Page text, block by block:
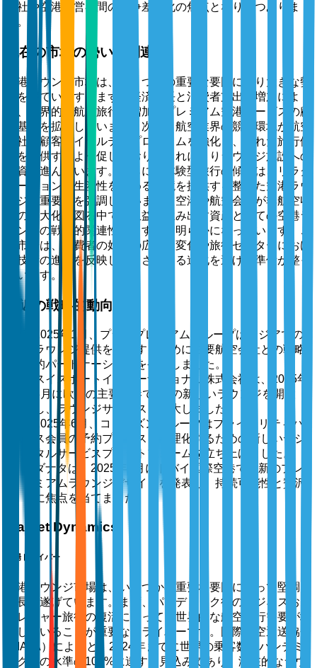
会社や空港運営者間の競争差別化の焦点となりつつありま
す。
現在の市場の勢いと関連性
空港ラウンジ市場は、いくつかの重要な要因により大きな勢
いを得ています。まず、経済成長と消費者支出の増加によ
り、世界的な航空旅行の増加がプレミアム空港サービスの顧
客基盤を拡大しています。次に、航空業界の競争環境が航空
会社に顧客ロイヤルティプログラムを強化し、優れた旅行体
験を提供するよう促しており、これによりラウンジ施設への
投資が進んでいます。さらに、体験型旅行の傾向は、リラク
ゼーションと生産性を高める環境を提供する整った空港ラウ
ンジの重要性を強調しています。空港や航空会社が非航空収
益の最大化を図る中で、収益を生み出す資産としての空港ラ
ウンジの戦略的関連性がますます明らかになっています。こ
の市場は、消費者の好みの広範な変化や旅行セクターにおけ
る技術の進歩を反映して、さらなる進化を遂げる準備が整っ
ています。
最近の戦略的動向
2025年1月、プラザプレミアムグループはアジアでの
ラウンジ提供を強化するために主要航空会社との戦略
的パートナーシップを発表しました。
スイスポートインターナショナル株式会社は、2025年
3月に欧州の主要空港で3つの新しいラウンジを開設
し、ラウンジサービスを拡大しました。
2025年6月、コリンズングループはプライオリティパ
ス会員の予約プロセスを合理化するための新しいデジ
タルサービスプラットフォームを立ち上げました。
ダナタは、2025年9月にドバイ国際空港で最新のプレ
ミアムラウンジデザインを発表し、持続可能性と贅沢
に焦点を当てました。
Market Dynamics
市場ドライバー
空港ラウンジ市場は、いくつかの重要な要因によって堅調な
成長を遂げています。まず、パンデミック後のビジネスおよ
びレジャー旅行の復活によって、世界的な航空旅行需要が増
加していることが重要なドライバーです。国際航空運送協会
（IATA）によると、2024年までに世界の乗客数はパンデミ
ック前の水準の103%に達する見込みであり、潜在的なラウ